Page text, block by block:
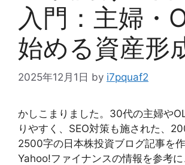
入門：主婦・
始める資産形
2025年12月1日 by i7pquaf2
かしこまりました。30代の主婦や
りやすく、SEO対策も施された、
2500字の日本株投資ブログ記事を作
Yahoo!ファイナンスの情報を参考